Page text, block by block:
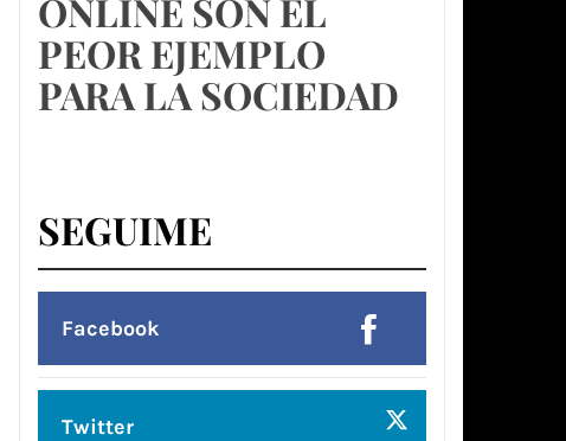
ONLINE SON EL
PEOR EJEMPLO
PARA LA SOCIEDAD
SEGUIME
Facebook
Twitter